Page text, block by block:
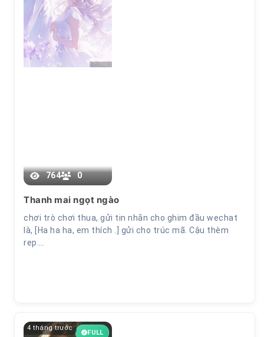
764 0
Thanh mai ngọt ngào
chơi trò chơi thua, gửi tin nhắn cho ghim đầu wechat
là, [Ha ha ha, em thích .] gửi cho trúc mã. Cậu thèm
rep.…
4 tháng trước
FULL